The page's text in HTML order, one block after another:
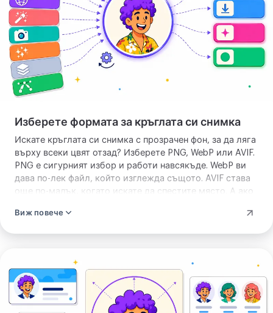
резултата
Изберете формата за кръглата си снимка
Искате кръглата си снимка с прозрачен фон, за да ляга
върху всеки цвят отзад? Изберете PNG, WebP или AVIF.
PNG е сигурният избор и работи навсякъде. WebP ви
дава по-лек файл, който изглежда същото. AVIF става
още по-малък, когато искате да спестите място. А ако
приема прозрачност, изберете JPEG. Кръглата ви
попада точно където трябва, от аватар в чат до лого
на сайта ви.
Виж повече
кръгла
профилна
снимка